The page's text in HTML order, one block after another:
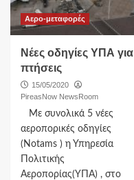
Αερο-μεταφορές
Νέες οδηγίες ΥΠΑ για
πτήσεις
15/05/2020
PireasNow NewsRoom
Με συνολικά 5 νέες
αεροπορικές οδηγίες
(Notams ) η Υπηρεσία
Πολιτικής
Αεροπορίας(ΥΠΑ) , στο